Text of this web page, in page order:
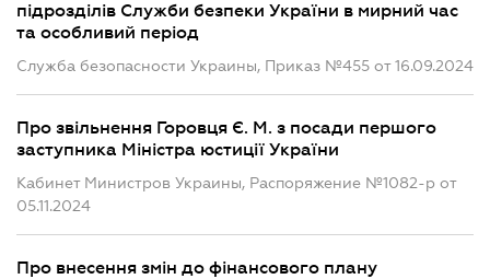
підрозділів Служби безпеки України в мирний час
та особливий період
Служба безопасности Украины, Приказ №455 от 16.09.2024
Про звільнення Горовця Є. М. з посади першого
заступника Міністра юстиції України
Кабинет Министров Украины, Распоряжение №1082-р от
05.11.2024
Про внесення змін до фінансового плану